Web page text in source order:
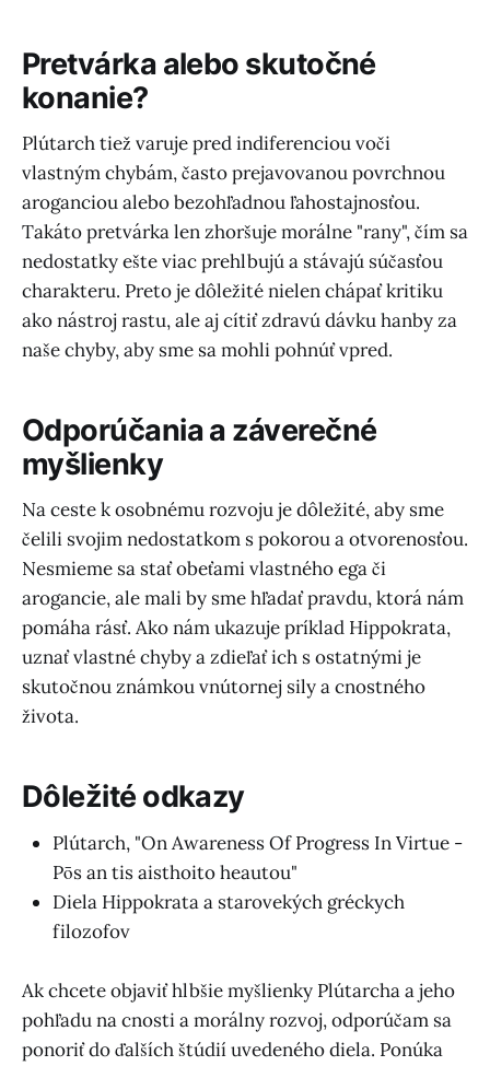
Pretvárka alebo skutočné
konanie?
Plútarch tiež varuje pred indiferenciou voči
vlastným chybám, často prejavovanou povrchnou
aroganciou alebo bezohľadnou ľahostajnosťou.
Takáto pretvárka len zhoršuje morálne "rany", čím sa
nedostatky ešte viac prehlbujú a stávajú súčasťou
charakteru. Preto je dôležité nielen chápať kritiku
ako nástroj rastu, ale aj cítiť zdravú dávku hanby za
naše chyby, aby sme sa mohli pohnúť vpred.
Odporúčania a záverečné
myšlienky
Na ceste k osobnému rozvoju je dôležité, aby sme
čelili svojim nedostatkom s pokorou a otvorenosťou.
Nesmieme sa stať obeťami vlastného ega či
arogancie, ale mali by sme hľadať pravdu, ktorá nám
pomáha rásť. Ako nám ukazuje príklad Hippokrata,
uznať vlastné chyby a zdieľať ich s ostatnými je
skutočnou známkou vnútornej sily a cnostného
života.
Dôležité odkazy
Plútarch, "On Awareness Of Progress In Virtue -
Pōs an tis aisthoito heautou"
Diela Hippokrata a starovekých gréckych
filozofov
Ak chcete objaviť hlbšie myšlienky Plútarcha a jeho
pohľadu na cnosti a morálny rozvoj, odporúčam sa
ponoriť do ďalších štúdií uvedeného diela. Ponúka